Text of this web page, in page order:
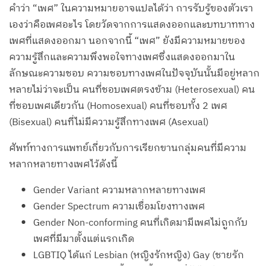
คำว่า “เพศ” ในความหมายอาจแปลได้ว่า การรับรู้ของตัวเรา
เองว่าคือเพศอะไร โดยวัดจากการแสดงออกและบทบาททาง
เพศที่แสดงออกมา นอกจากนี้ “เพศ” ยังมีความหมายของ
ความรู้สึกและความพึงพอใจทางเพศซึ่งแสดงออกมาใน
ลักษณะความชอบ ความชอบทางเพศในปัจจุบันนั้นมีอยู่หลาก
หลายไม่ว่าจะเป็น คนที่ชอบเพศตรงข้าม (Heterosexual) คน
ที่ชอบเพศเดียวกัน (Homosexual) คนที่ชอบทั้ง 2 เพศ
(Bisexual) คนที่ไม่มีความรู้สึกทางเพศ (Asexual)
ศัพท์ทางการแพทย์เกี่ยวกับการเรียกขานกลุ่มคนที่มีความ
หลากหลายทางเพศไว้ดังนี้
Gender Variant ความหลากหลายทางเพศ
Gender Spectrum ความเชื่อมโยงทางเพศ
Gender Non-conforming คนที่เกิดมามีเพศไม่ถูกกับ
เพศที่มีมาตั้งแต่แรกเกิด
LGBTIQ ได้แก่ Lesbian (หญิงรักหญิง) Gay (ชายรัก